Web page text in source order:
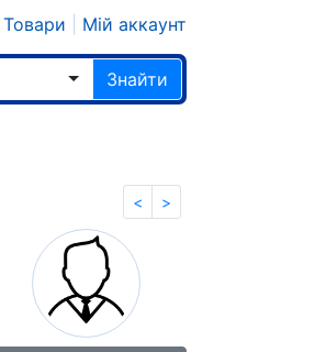
Товари Мій аккаунт
Знайти
< >